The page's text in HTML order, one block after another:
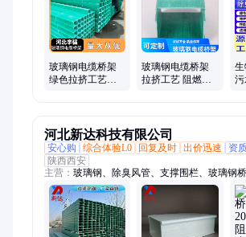
酸雾净化塔、玻璃钢洗涤塔、玻璃钢碱洗塔、
罩、玻璃钢航空警示球、玻璃钢航空障碍球、
钢拱形盖板、玻璃钢电缆保护管、玻璃钢水箱
水池除臭设备
玻璃钢电缆桥架
绿色拉挤工艺防
玻璃钢电缆桥架
拉挤工艺 阻燃槽
污
河北新达科技有限公司
安心购
综合体验L0 回复及时 出价迅速
资
陕西西安
主营： 玻璃钢、除臭风管、支撑围栏、玻璃钢桥
绝缘角钢、除臭管道、风量调节阀、复合空心
口、工厂房支撑梁、风机防雨防护罩、玻璃钢
形盖板、玻璃钢平板、防静电玻璃钢管道、玻
方管、玻璃钢储罐、玻璃钢喷淋塔、玻璃钢脱